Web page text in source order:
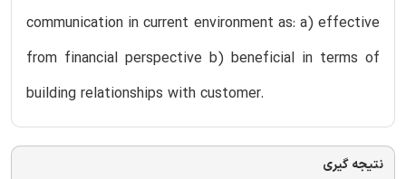
communication in current environment as: a) effective
from financial perspective b) beneficial in terms of
building relationships with customer.
نتیجه گیری